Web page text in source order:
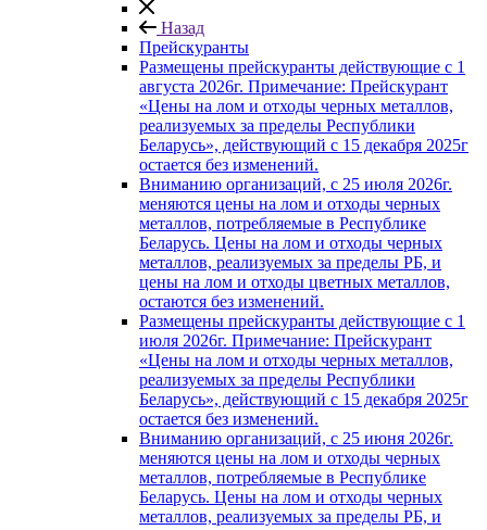
Назад
Прейскуранты
Размещены прейскуранты действующие с 1
августа 2026г. Примечание: Прейскурант
«Цены на лом и отходы черных металлов,
реализуемых за пределы Республики
Беларусь», действующий с 15 декабря 2025г
остается без изменений.
Вниманию организаций, с 25 июля 2026г.
меняются цены на лом и отходы черных
металлов, потребляемые в Республике
Беларусь. Цены на лом и отходы черных
металлов, реализуемых за пределы РБ, и
цены на лом и отходы цветных металлов,
остаются без изменений.
Размещены прейскуранты действующие с 1
июля 2026г. Примечание: Прейскурант
«Цены на лом и отходы черных металлов,
реализуемых за пределы Республики
Беларусь», действующий с 15 декабря 2025г
остается без изменений.
Вниманию организаций, с 25 июня 2026г.
меняются цены на лом и отходы черных
металлов, потребляемые в Республике
Беларусь. Цены на лом и отходы черных
металлов, реализуемых за пределы РБ, и